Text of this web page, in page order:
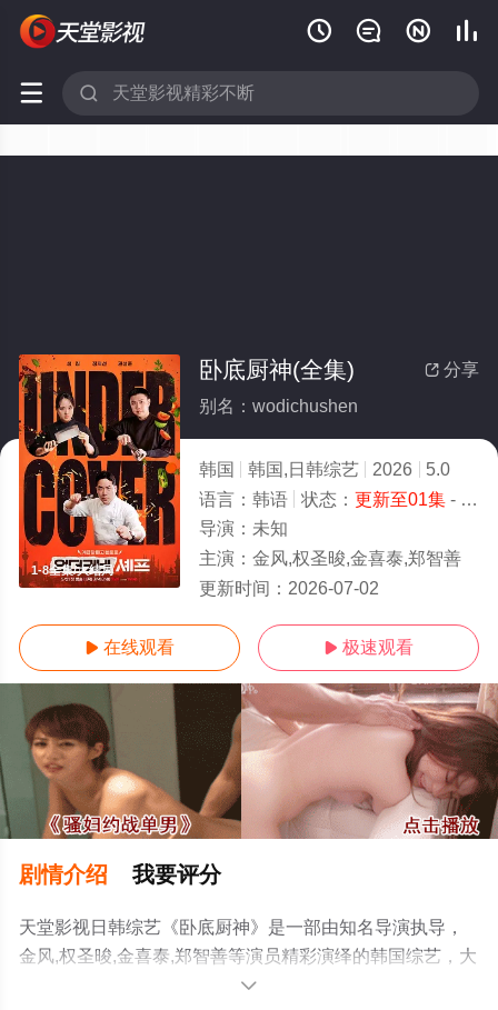
   
 
1-8全集/大结局
 分享
卧底厨神(全集)
别名：wodichushen
韩国 韩国,日韩综艺 2026
5.0
语言： 韩语 状态： 更新至01集- 免费在线观看
导演： 未知
主演： 金风,权圣晙,金喜泰,郑智善
更新时间： 2026-07-02
 在线观看  极速观看
剧情介绍 我要评分
天堂影视日韩综艺《卧底厨神》是一部由知名导演执导，
金风,权圣晙,金喜泰,郑智善等演员精彩演绎的韩国综艺，大
结局剧情已揭晓（1-8全集），手机免费观看高清未删减完
